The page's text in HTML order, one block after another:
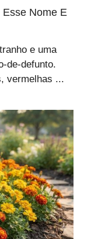
Nome E
e uma
de-defunto.
vermelhas ...